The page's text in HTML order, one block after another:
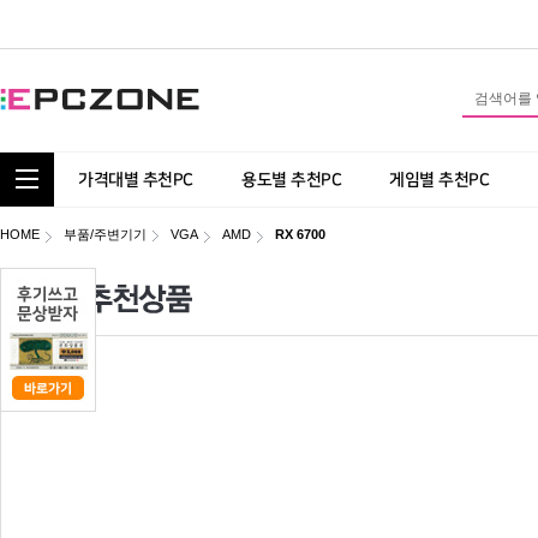
통합 카테고리 보기
가격대별 추천PC 용도별 추천PC 게임별 추천PC
HOME 부품/주변기기 VGA AMD RX 6700